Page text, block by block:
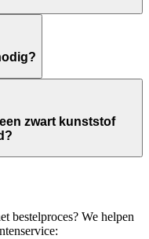
zwart kunststof
bestelproces? We helpen